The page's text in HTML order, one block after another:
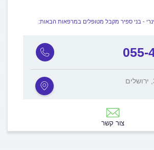
- בני ספיר מקבל מטופלים במרפאות הבאות:
055-
צור קשר